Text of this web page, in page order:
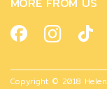
Copyright © 2018